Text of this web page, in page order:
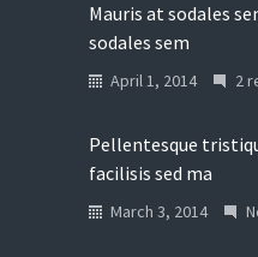
Mauris at sodales
sodales sem
April 1, 2014 2
Pellentesque
facilisis sed ma
March 3, 2014